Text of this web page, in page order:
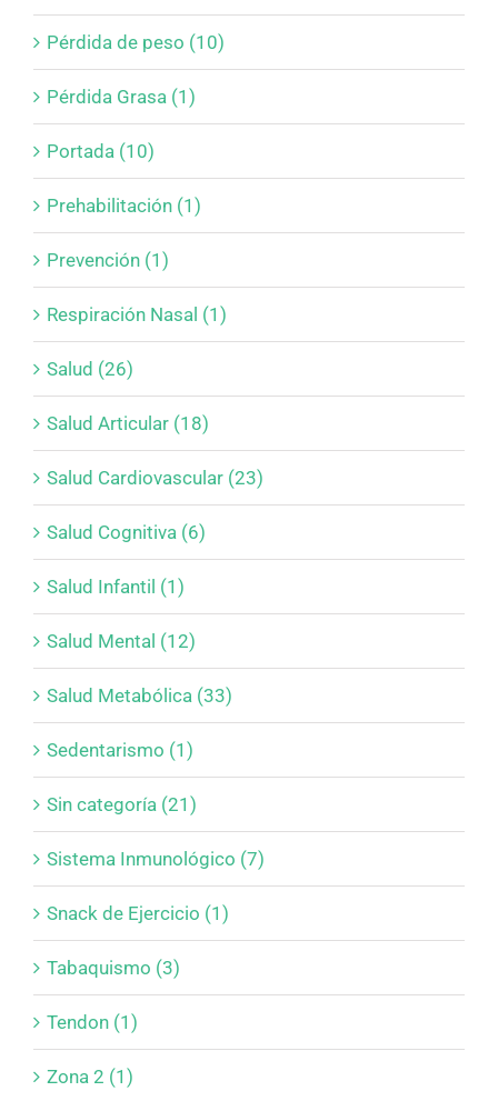
Pérdida de peso (10)
Pérdida Grasa (1)
Portada (10)
Prehabilitación (1)
Prevención (1)
Respiración Nasal (1)
Salud (26)
Salud Articular (18)
Salud Cardiovascular (23)
Salud Cognitiva (6)
Salud Infantil (1)
Salud Mental (12)
Salud Metabólica (33)
Sedentarismo (1)
Sin categoría (21)
Sistema Inmunológico (7)
Snack de Ejercicio (1)
Tabaquismo (3)
Tendon (1)
Zona 2 (1)